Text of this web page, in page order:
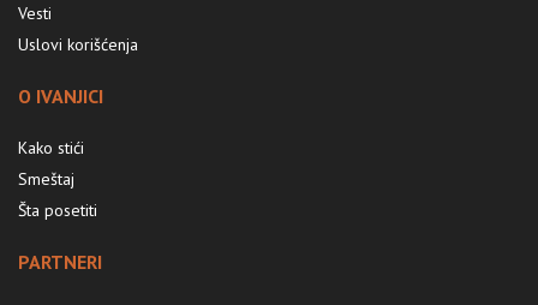
Vesti
Uslovi korišćenja
O IVANJICI
Kako stići
Smeštaj
Šta posetiti
PARTNERI